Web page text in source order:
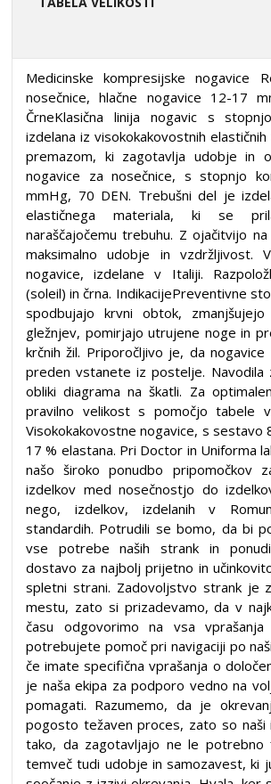
Medicinske kompresijske nogavice
nosečnice, hlačne nogavice 12-17
ČrneKlasična linija nogavic s
izdelana iz visokokakovostnih
premazom, ki zagotavlja udobje in
nogavice za nosečnice, s stopnjo
mmHg, 70 DEN. Trebušni del je
elastičnega materiala, ki se
naraščajočemu trebuhu. Z ojačitvijo
maksimalno udobje in vzdržljivost.
nogavice, izdelane v Italiji.
(soleil) in črna. IndikacijePreventivne
spodbujajo krvni obtok,
gležnjev, pomirjajo utrujene noge in
krčnih žil. Priporočljivo je, da
preden vstanete iz postelje. Navodila
obliki diagrama na škatli. Za
pravilno velikost s pomočjo tabele
Visokokakovostne nogavice, s sestavo
17 % elastana. Pri Doctor in Uniforma
našo široko ponudbo pripomočkov
izdelkov med nosečnostjo do
nego, izdelkov, izdelanih v
standardih. Potrudili se bomo, da bi
vse potrebe naših strank in
dostavo za najbolj prijetno in
spletni strani. Zadovoljstvo strank je
mestu, zato si prizadevamo, da v
času odgovorimo na vsa
potrebujete pomoč pri navigaciji po
če imate specifična vprašanja o
je naša ekipa za podporo vedno na
pomagati. Razumemo, da je
pogosto težaven proces, zato so naši
tako, da zagotavljajo ne le potrebno
temveč tudi udobje in samozavest, ki